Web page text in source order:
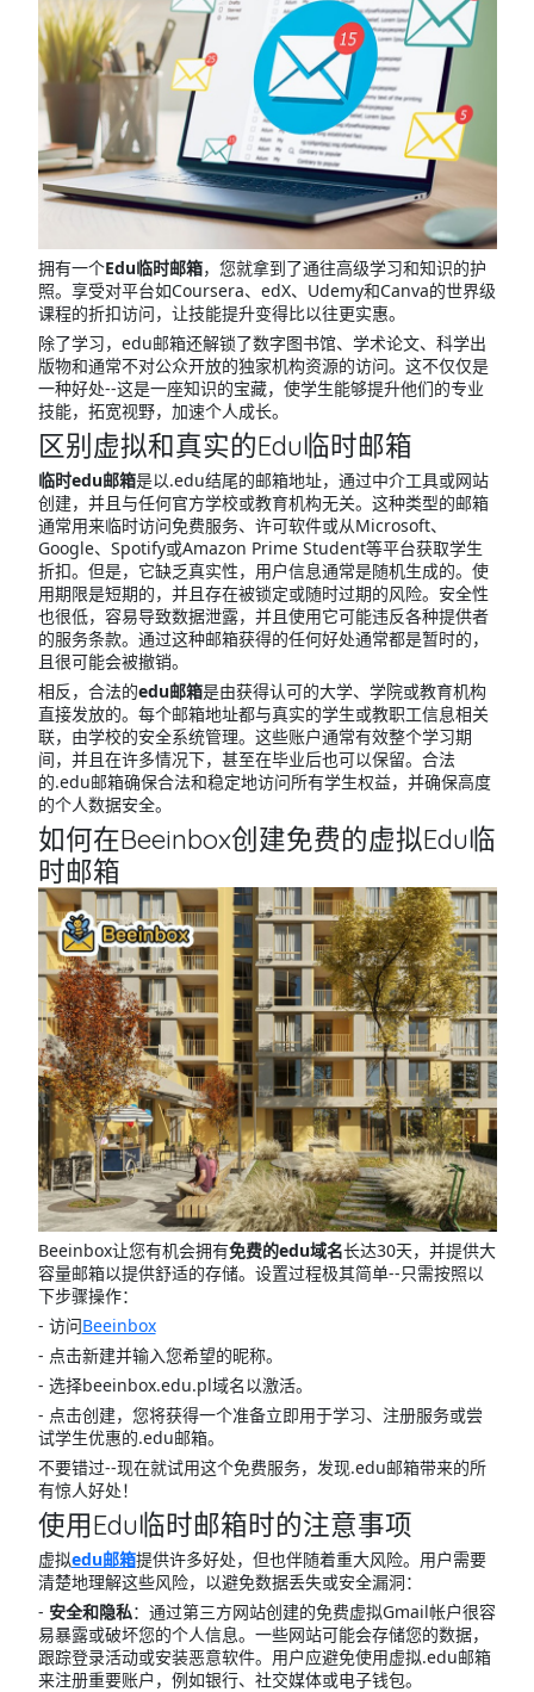
拥有一个Edu临时邮箱，您就拿到了通往高级学习和知识的护
照。享受对平台如Coursera、edX、Udemy和Canva的世界级
课程的折扣访问，让技能提升变得比以往更实惠。
除了学习，edu邮箱还解锁了数字图书馆、学术论文、科学出
版物和通常不对公众开放的独家机构资源的访问。这不仅仅是
一种好处--这是一座知识的宝藏，使学生能够提升他们的专业
技能，拓宽视野，加速个人成长。
区别虚拟和真实的Edu临时邮箱
临时edu邮箱是以.edu结尾的邮箱地址，通过中介工具或网站
创建，并且与任何官方学校或教育机构无关。这种类型的邮箱
通常用来临时访问免费服务、许可软件或从Microsoft、
Google、Spotify或Amazon Prime Student等平台获取学生
折扣。但是，它缺乏真实性，用户信息通常是随机生成的。使
用期限是短期的，并且存在被锁定或随时过期的风险。安全性
也很低，容易导致数据泄露，并且使用它可能违反各种提供者
的服务条款。通过这种邮箱获得的任何好处通常都是暂时的，
且很可能会被撤销。
相反，合法的edu邮箱是由获得认可的大学、学院或教育机构
直接发放的。每个邮箱地址都与真实的学生或教职工信息相关
联，由学校的安全系统管理。这些账户通常有效整个学习期
间，并且在许多情况下，甚至在毕业后也可以保留。合法
的.edu邮箱确保合法和稳定地访问所有学生权益，并确保高度
的个人数据安全。
如何在Beeinbox创建免费的虚拟Edu临
时邮箱
Beeinbox让您有机会拥有免费的edu域名长达30天，并提供大
容量邮箱以提供舒适的存储。设置过程极其简单--只需按照以
下步骤操作：
- 访问Beeinbox
- 点击新建并输入您希望的昵称。
- 选择beeinbox.edu.pl域名以激活。
- 点击创建，您将获得一个准备立即用于学习、注册服务或尝
试学生优惠的.edu邮箱。
不要错过--现在就试用这个免费服务，发现.edu邮箱带来的所
有惊人好处！
使用Edu临时邮箱时的注意事项
虚拟edu邮箱提供许多好处，但也伴随着重大风险。用户需要
清楚地理解这些风险，以避免数据丢失或安全漏洞：
- 安全和隐私：通过第三方网站创建的免费虚拟Gmail帐户很容
易暴露或破坏您的个人信息。一些网站可能会存储您的数据，
跟踪登录活动或安装恶意软件。用户应避免使用虚拟.edu邮箱
来注册重要账户，例如银行、社交媒体或电子钱包。